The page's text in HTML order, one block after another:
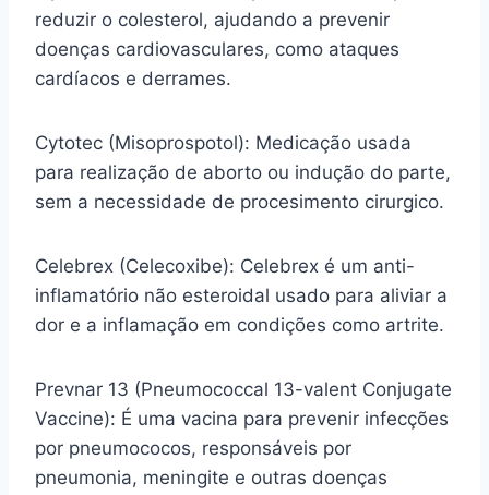
reduzir o colesterol, ajudando a prevenir
doenças cardiovasculares, como ataques
cardíacos e derrames.
Cytotec (Misoprospotol): Medicação usada
para realização de aborto ou indução do parte,
sem a necessidade de procesimento cirurgico.
Celebrex (Celecoxibe): Celebrex é um anti-
inflamatório não esteroidal usado para aliviar a
dor e a inflamação em condições como artrite.
Prevnar 13 (Pneumococcal 13-valent Conjugate
Vaccine): É uma vacina para prevenir infecções
por pneumococos, responsáveis por
pneumonia, meningite e outras doenças